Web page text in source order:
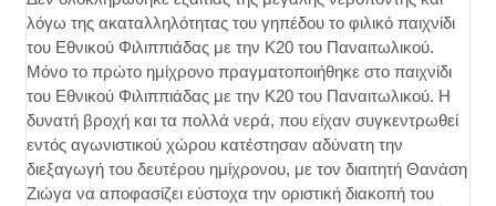
λόγω της ακαταλληλότητας του γηπέδου το φιλικό παιχνίδι
του Εθνικού Φιλιππιάδας με την Κ20 του Παναιτωλικού.
Μόνο το πρώτο ημίχρονο πραγματοποιήθηκε στο παιχνίδι
του Εθνικού Φιλιππιάδας με την Κ20 του Παναιτωλικού. Η
δυνατή βροχή και τα πολλά νερά, που είχαν συγκεντρωθεί
εντός αγωνιστικού χώρου κατέστησαν αδύνατη την
διεξαγωγή του δευτέρου ημίχρονου, με τον διαιτητή Θανάση
Ζιώγα να αποφασίζει εύστοχα την οριστική διακοπή του